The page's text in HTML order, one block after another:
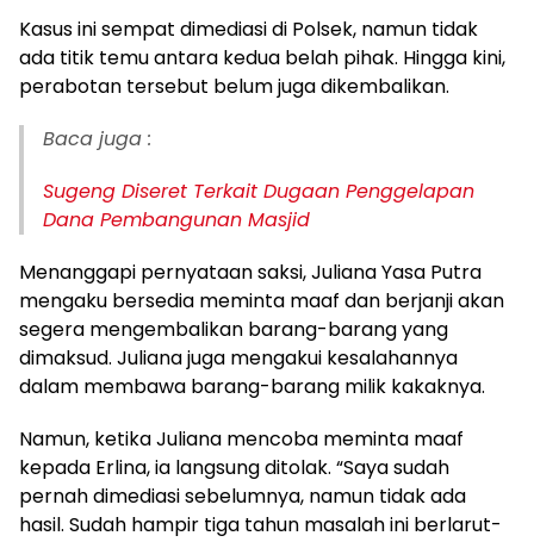
Kasus ini sempat dimediasi di Polsek, namun tidak
ada titik temu antara kedua belah pihak. Hingga kini,
perabotan tersebut belum juga dikembalikan.
Baca juga :
Sugeng Diseret Terkait Dugaan Penggelapan
Dana Pembangunan Masjid
Menanggapi pernyataan saksi, Juliana Yasa Putra
mengaku bersedia meminta maaf dan berjanji akan
segera mengembalikan barang-barang yang
dimaksud. Juliana juga mengakui kesalahannya
dalam membawa barang-barang milik kakaknya.
Namun, ketika Juliana mencoba meminta maaf
kepada Erlina, ia langsung ditolak. “Saya sudah
pernah dimediasi sebelumnya, namun tidak ada
hasil. Sudah hampir tiga tahun masalah ini berlarut-